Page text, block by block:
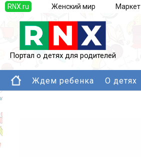
RNX.ru Женский мир Маркет
Портал о детях для родителей
Ждем ребенка О детях